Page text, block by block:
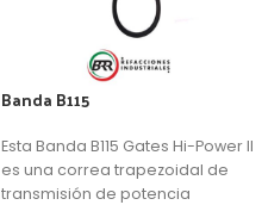
Banda B115
Esta Banda B115 Gates Hi-Power II
es una correa trapezoidal de
transmisión de potencia